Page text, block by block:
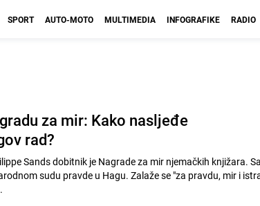
SPORT AUTO-MOTO MULTIMEDIA INFOGRAFIKE RADIO
za mir: Kako nasljeđe
rad?
Sands dobitnik je Nagrade za mir njemačkih knjižara.
sudu pravde u Hagu. Zalaže se "za pravdu, mir i